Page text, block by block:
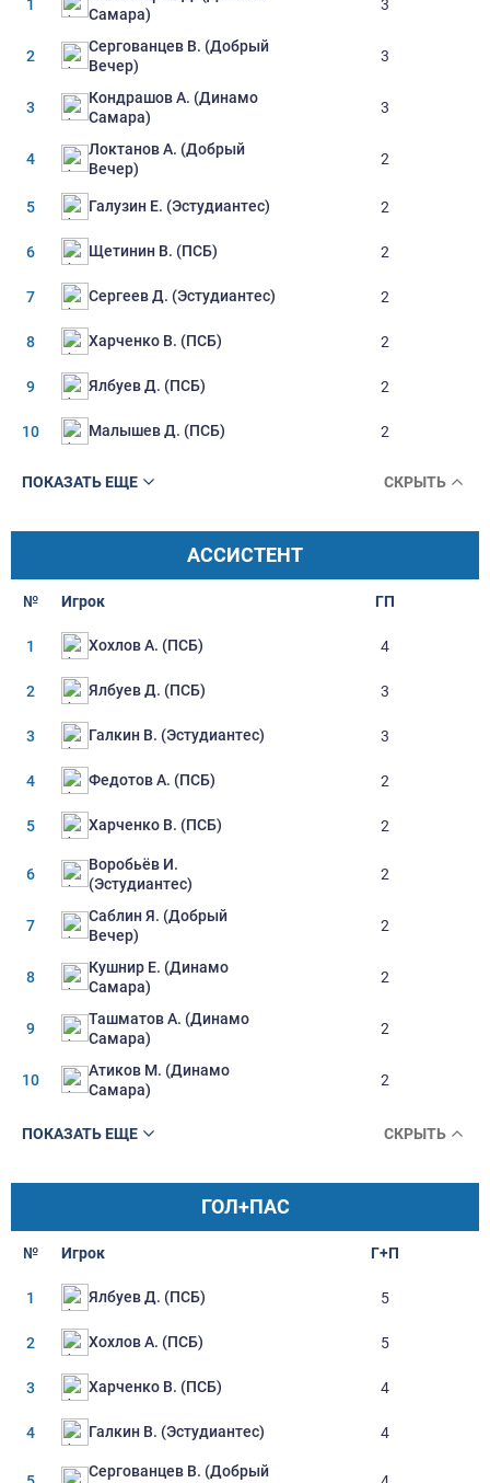
1
Самара)
3
2
Сергованцев В. (Добрый
Вечер)
3
3
Кондрашов А. (Динамо
Самара)
3
4
Локтанов А. (Добрый
Вечер)
2
5 Галузин Е. (Эстудиантес) 2
6 Щетинин В. (ПСБ) 2
7 Сергеев Д. (Эстудиантес) 2
8 Харченко В. (ПСБ) 2
9 Ялбуев Д. (ПСБ) 2
10 Малышев Д. (ПСБ) 2
ПОКАЗАТЬ ЕЩЕ СКРЫТЬ
АССИСТЕНТ
№ Игрок ГП
1 Хохлов А. (ПСБ) 4
2 Ялбуев Д. (ПСБ) 3
3 Галкин В. (Эстудиантес) 3
4 Федотов А. (ПСБ) 2
5 Харченко В. (ПСБ) 2
6
Воробьёв И.
(Эстудиантес)
2
7
Саблин Я. (Добрый
Вечер)
2
8
Кушнир Е. (Динамо
Самара)
2
9
Ташматов А. (Динамо
Самара)
2
10
Атиков М. (Динамо
Самара)
2
ПОКАЗАТЬ ЕЩЕ СКРЫТЬ
ГОЛ+ПАС
№ Игрок Г+П
1 Ялбуев Д. (ПСБ) 5
2 Хохлов А. (ПСБ) 5
3 Харченко В. (ПСБ) 4
4 Галкин В. (Эстудиантес) 4
Сергованцев В. (Добрый